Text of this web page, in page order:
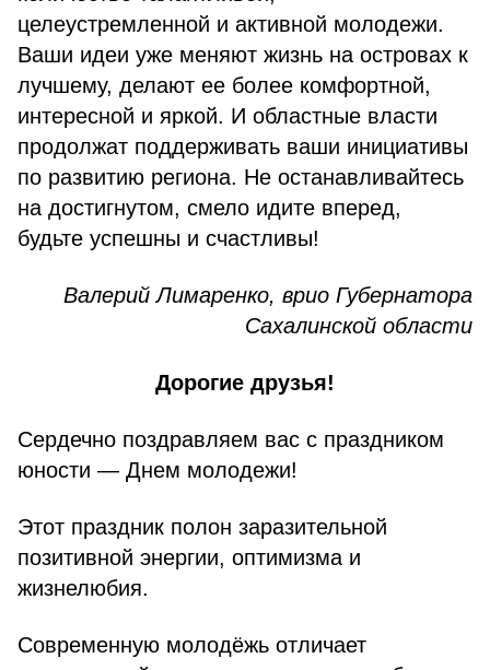
целеустремленной и активной молодежи.
Ваши идеи уже меняют жизнь на островах к
лучшему, делают ее более комфортной,
интересной и яркой. И областные власти
продолжат поддерживать ваши инициативы
по развитию региона. Не останавливайтесь
на достигнутом, смело идите вперед,
будьте успешны и счастливы!
Валерий Лимаренко, врио Губернатора
Сахалинской области
Дорогие друзья!
Сердечно поздравляем вас с праздником
юности — Днем молодежи!
Этот праздник полон заразительной
позитивной энергии, оптимизма и
жизнелюбия.
Современную молодёжь отличает